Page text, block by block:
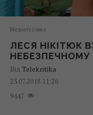
Медіатусовка
ЛЕСЯ НІКІТЮК
Від Telekritika
23.07.2018 11:26
9447